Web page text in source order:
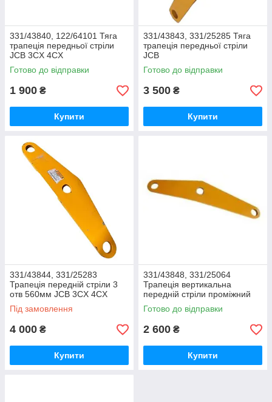
331/43840, 122/64101 Тяга
трапеція передньої стріли
JCB 3CX 4CX
Готово до відправки
1 900 ₴
Купити
331/43843, 331/25285 Тяга
трапеція передньої стріли
JCB
Готово до відправки
3 500 ₴
Купити
331/43844, 331/25283
Трапеція передній стріли 3
отв 560мм JCB 3CX 4CX
Під замовлення
4 000 ₴
Купити
331/43848, 331/25064
Трапеція вертикальна
передній стріли проміжний
644 мм між центрами JCB
Готово до відправки
2 600 ₴
Купити